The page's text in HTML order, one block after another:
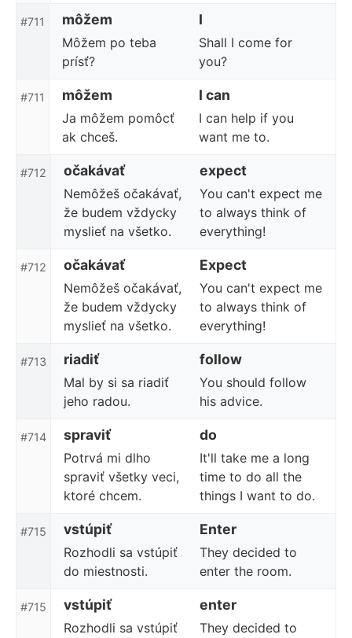
#711 môžem I
Môžem po teba
prísť?
Shall I come for
you?
#711 môžem I can
Ja môžem pomôcť
ak chceš.
I can help if you
want me to.
#712 očakávať expect
Nemôžeš očakávať,
že budem vždycky
myslieť na všetko.
You can't expect me
to always think of
everything!
#712 očakávať Expect
Nemôžeš očakávať,
že budem vždycky
myslieť na všetko.
You can't expect me
to always think of
everything!
#713 riadiť follow
Mal by si sa riadiť
jeho radou.
You should follow
his advice.
#714 spraviť do
Potrvá mi dlho
spraviť všetky veci,
ktoré chcem.
It'll take me a long
time to do all the
things I want to do.
#715 vstúpiť Enter
Rozhodli sa vstúpiť
do miestnosti.
They decided to
enter the room.
#715 vstúpiť enter
Rozhodli sa vstúpiť
They decided to